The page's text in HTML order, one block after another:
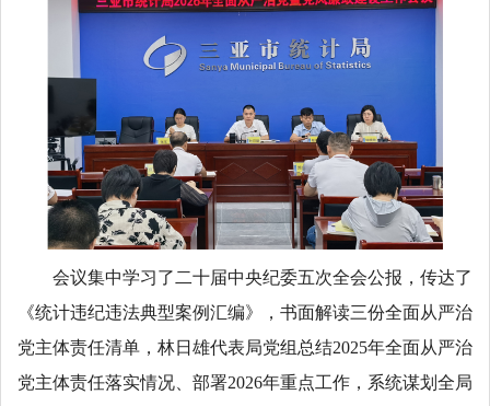
会议集中学习了二十届中央纪委五次全会公报，传达了
《统计违纪违法典型案例汇编》，书面解读三份全面从严治
党主体责任清单，林日雄代表局党组总结2025年全面从严治
党主体责任落实情况、部署2026年重点工作，系统谋划全局